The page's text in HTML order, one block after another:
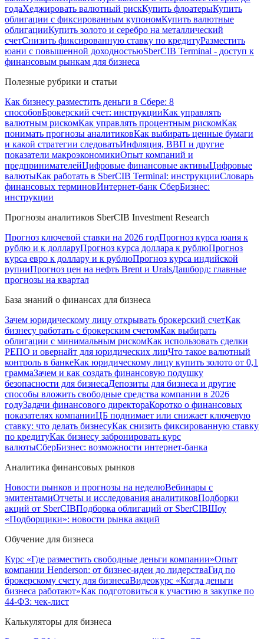
годаХеджировать валютный рискКупить флоатерыКупить
облигации с фиксированным купономКупить валютные
облигацииКупить золото и серебро на металлический
счетСнизить фиксированную ставку по кредитуРазместить
юани с повышенной доходностьюSberCIB Terminal - доступ к
финансовым рынкам для бизнеса
Полезные рубрики и статьи
Как бизнесу разместить деньги в Сбере: 8
способовБрокерский счет: инструкцииКак управлять
валютным рискомКак управлять процентным рискомКак
понимать прогнозы аналитиковКак выбирать ценные бумаги
и какой стратегии следоватьИнфляция, ВВП и другие
показатели макроэкономикиОпыт компаний и
предпринимателейЦифровые финансовые активыЦифровые
валютыКак работать в SberCIB Terminal: инструкцииСловарь
финансовых терминовИнтернет-банк СберБизнес:
инструкции
Прогнозы аналитиков SberCIB Investment Research
Прогноз ключевой ставки на 2026 годПрогноз курса юаня к
рублю и к долларуПрогноз курса доллара к рублюПрогноз
курса евро к доллару и к рублюПрогноз курса индийской
рупииПрогноз цен на нефть Brent и UralsДашборд: главные
прогнозы на квартал
База знаний о финансах для бизнеса
Зачем юридическому лицу открывать брокерский счетКак
бизнесу работать с брокерским счетомКак выбирать
облигации с минимальным рискомКак использовать сделки
РЕПО и овернайт для юридических лицЧто такое валютный
контроль в банкеКак юридическому лицу купить золото от 0,1
граммаЗачем и как создать финансовую подушку
безопасности для бизнесаДепозиты для бизнеса и другие
способы вложить свободные средства компании в 2026
годуЗадачи финансового директораКоротко о финансовых
показателях компанииЦБ поднимает или снижает ключевую
ставку: что делать бизнесуКак снизить фиксированную ставку
по кредитуКак бизнесу забронировать курс
валютыСберБизнес: возможности интернет-банка
Аналитика финансовых рынков
Новости рынков и прогнозы на неделюВебинары с
эмитентамиОтчеты и исследования аналитиковПодборки
акций от SberCIBПодборка облигаций от SberCIBШоу
«Подборщики»: новости рынка акций
Обучение для бизнеса
Курс «Где разместить свободные деньги компании»Опыт
компании Henderson: от бизнес-идеи до лидерстваГид по
брокерскому счету для бизнесаВидеокурс «Когда деньги
бизнеса работают»Как подготовиться к участию в закупке по
44-ФЗ: чек-лист
Калькуляторы для бизнеса